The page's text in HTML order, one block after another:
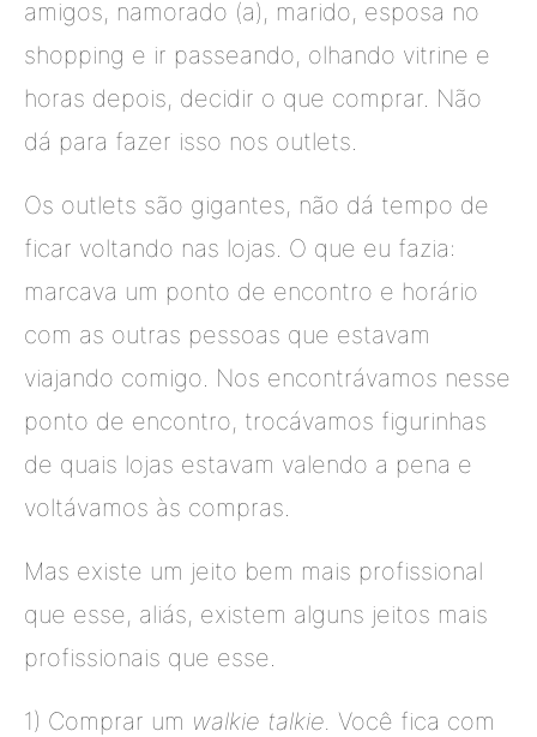
amigos, namorado (a), marido, esposa no
shopping e ir passeando, olhando vitrine e
horas depois, decidir o que comprar. Não
dá para fazer isso nos outlets.
Os outlets são gigantes, não dá tempo de
ficar voltando nas lojas. O que eu fazia:
marcava um ponto de encontro e horário
com as outras pessoas que estavam
viajando comigo. Nos encontrávamos nesse
ponto de encontro, trocávamos figurinhas
de quais lojas estavam valendo a pena e
voltávamos às compras.
Mas existe um jeito bem mais profissional
que esse, aliás, existem alguns jeitos mais
profissionais que esse.
1) Comprar um walkie talkie. Você fica com